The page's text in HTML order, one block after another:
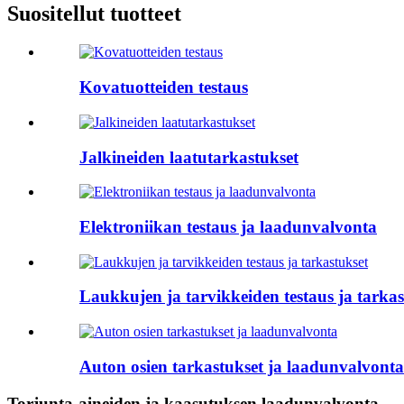
Suositellut tuotteet
Kovatuotteiden testaus
Jalkineiden laatutarkastukset
Elektroniikan testaus ja laadunvalvonta
Laukkujen ja tarvikkeiden testaus ja
Auton osien tarkastukset ja laadunvalvonta